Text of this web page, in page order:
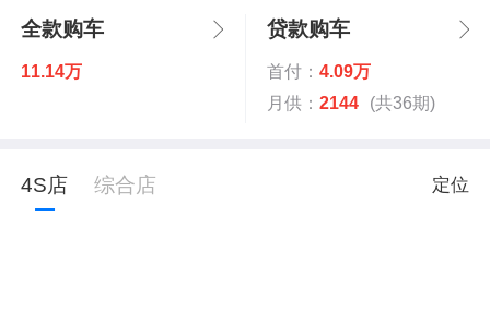
全款购车
11.14万
贷款购车
首付： 4.09万
月供： 2144 (共36期)
4S店 综合店 定位